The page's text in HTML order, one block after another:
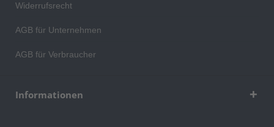
Widerrufsrecht
AGB für Unternehmen
AGB für Verbraucher
Informationen